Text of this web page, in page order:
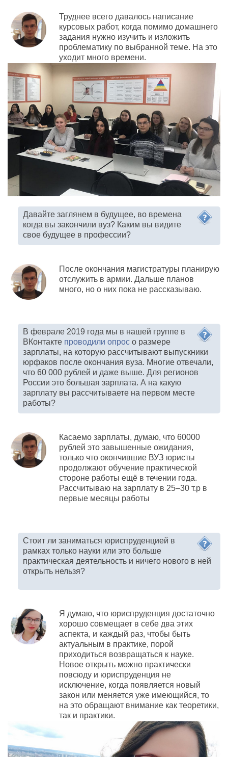
Труднее всего давалось написание
курсовых работ, когда помимо домашнего
задания нужно изучить и изложить
проблематику по выбранной теме. На это
уходит много времени.
Давайте заглянем в будущее, во времена
когда вы закончили вуз? Каким вы видите
свое будущее в профессии?
После окончания магистратуры планирую
отслужить в армии. Дальше планов
много, но о них пока не рассказываю.
В феврале 2019 года мы в нашей группе в
ВКонтакте проводили опрос о размере
зарплаты, на которую рассчитывают выпускники
юрфаков после окончания вуза. Многие отвечали,
что 60 000 рублей и даже выше. Для регионов
России это большая зарплата. А на какую
зарплату вы рассчитываете на первом месте
работы?
Касаемо зарплаты, думаю, что 60000
рублей это завышенные ожидания,
только что окончившие ВУЗ юристы
продолжают обучение практической
стороне работы ещё в течении года.
Рассчитываю на зарплату в 25–30 т.р в
первые месяцы работы
Стоит ли заниматься юриспруденцией в
рамках только науки или это больше
практическая деятельность и ничего нового в ней
открыть нельзя?
Я думаю, что юриспруденция достаточно
хорошо совмещает в себе два этих
аспекта, и каждый раз, чтобы быть
актуальным в практике, порой
приходиться возвращаться к науке.
Новое открыть можно практически
повсюду и юриспруденция не
исключение, когда появляется новый
закон или меняется уже имеющийся, то
на это обращают внимание как теоретики,
так и практики.